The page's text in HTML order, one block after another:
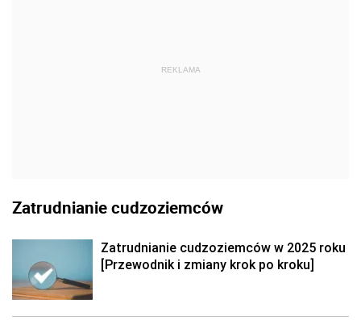
REKLAMA
Zatrudnianie cudzoziemców
Zatrudnianie cudzoziemców w 2025 roku
[Przewodnik i zmiany krok po kroku]